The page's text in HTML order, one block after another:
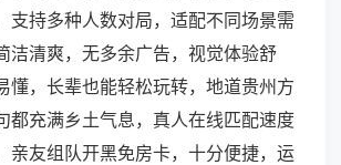
支持多种人数对局，适配不同场景需
洁清爽，无多余广告，视觉体验舒
懂，长辈也能轻松玩转，地道贵州方
都充满乡土气息，真人在线匹配速度
亲友组队开黑免房卡，十分便捷，运